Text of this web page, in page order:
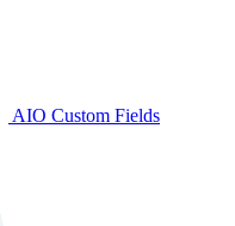
AIO Custom Fields